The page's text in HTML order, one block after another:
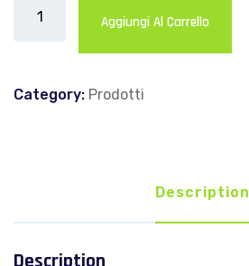
Antipuntura
e
2
Aggiungi Al Carrello
Category: Prodotti
Description